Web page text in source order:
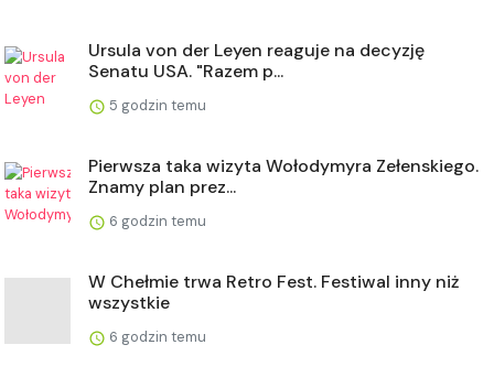
Ursula von der Leyen reaguje na decyzję
Senatu USA. "Razem p...
5 godzin temu
Pierwsza taka wizyta Wołodymyra Zełenskiego.
Znamy plan prez...
6 godzin temu
W Chełmie trwa Retro Fest. Festiwal inny niż
wszystkie
6 godzin temu